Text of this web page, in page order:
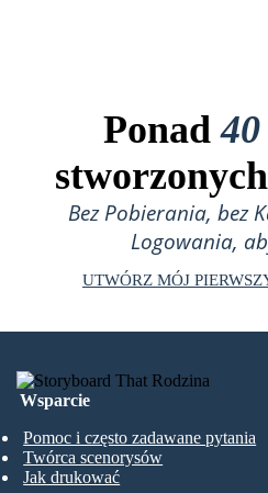
Ponad
Bez Pobierania, bez
Logowania,
UTWÓRZ MÓJ
Wsparcie
Pomoc i często zadawane pytania
Twórca scenorysów
Jak drukować